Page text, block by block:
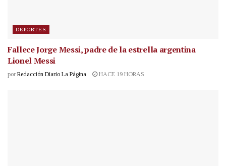
DEPORTES
Fallece Jorge Messi, padre de la estrella argentina
Lionel Messi
por Redacción Diario La Página HACE 19 HORAS